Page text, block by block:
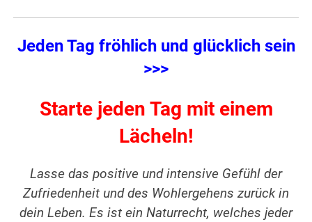
Jeden Tag fröhlich und glücklich sein
>>>
Starte jeden Tag mit einem
Lächeln!
Lasse das positive und intensive Gefühl der
Zufriedenheit und des Wohlergehens zurück in
dein Leben. Es ist ein Naturrecht, welches jeder